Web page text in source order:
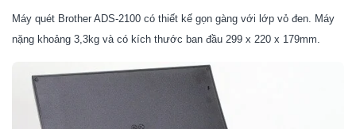
Máy quét Brother ADS-2100 có thiết kế gọn gàng với lớp vỏ đen. Máy
nặng khoảng 3,3kg và có kích thước ban đầu 299 x 220 x 179mm.